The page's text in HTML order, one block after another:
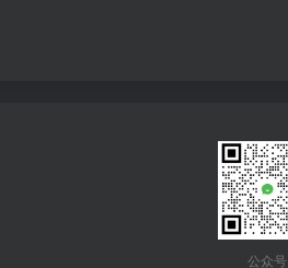
公众号